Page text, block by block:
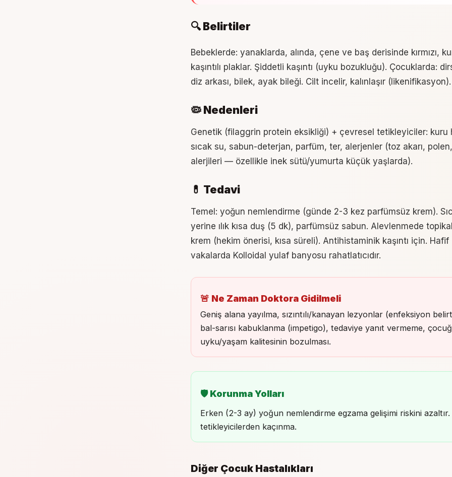
🔍 Belirtiler
Bebeklerde: yanaklarda, alında, çene ve baş derisinde kırmızı,
kaşıntılı plaklar. Şiddetli kaşıntı (uyku bozukluğu). Çocuklarda:
diz arkası, bilek, ayak bileği. Cilt incelir, kalınlaşır (likenifikasyon).
🦠 Nedenleri
Genetik (filaggrin protein eksikliği) + çevresel tetikleyiciler: kuru
sıcak su, sabun-deterjan, parfüm, ter, alerjenler (toz akarı,
alerjileri — özellikle inek sütü/yumurta küçük yaşlarda).
💊 Tedavi
Temel: yoğun nemlendirme (günde 2-3 kez parfümsüz krem).
yerine ılık kısa duş (5 dk), parfümsüz sabun. Alevlenmede
krem (hekim önerisi, kısa süreli). Antihistaminik kaşıntı için. Hafif
vakalarda Kolloidal yulaf banyosu rahatlatıcıdır.
🚨 Ne Zaman Doktora Gidilmeli
Geniş alana yayılma, sızıntılı/kanayan lezyonlar (enfeksiyon
bal-sarısı kabuklanma (impetigo), tedaviye yanıt vermeme,
uyku/yaşam kalitesinin bozulması.
🛡 Korunma Yolları
Erken (2-3 ay) yoğun nemlendirme egzama gelişimi riskini
tetikleyicilerden kaçınma.
Diğer Çocuk Hastalıkları